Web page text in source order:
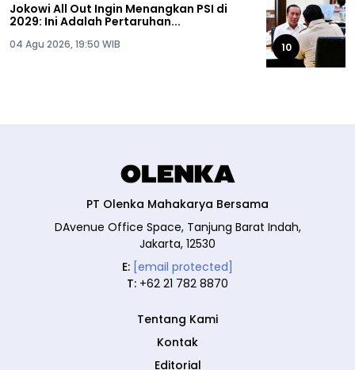
Jokowi All Out Ingin Menangkan PSI di
2029: Ini Adalah Pertaruhan...
04 Agu 2026, 19:50 WIB 10
PT Olenka Mahakarya Bersama
DAvenue Office Space, Tanjung Barat Indah,
Jakarta, 12530
E: [email protected]
T: +62 21 782 8870
Tentang Kami
Kontak
Editorial